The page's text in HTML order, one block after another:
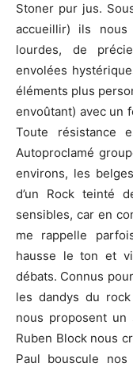
Stoner pur jus.
accueillir) ils
lourdes, de
envolées
éléments plus
envoûtant) avec un
Toute résistance
Autoproclamé
environs, les
d’un Rock teinté
sensibles, car en
me rappelle
hausse le ton et
débats. Connus
les dandys du
nous proposent un
Ruben Block nous
Paul bouscule